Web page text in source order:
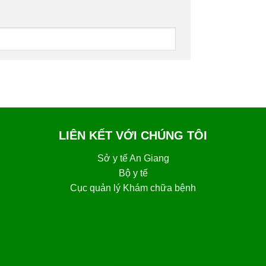
LIÊN KẾT VỚI CHÚNG TÔI
Sở y tế An Giang
Bộ y tế
Cục quản lý Khám chữa bệnh